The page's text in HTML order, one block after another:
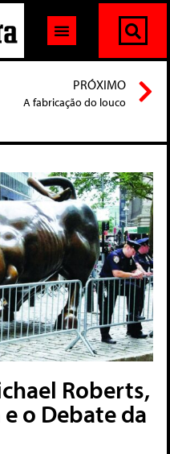
PRÓXIMO
A fabricação do louco
Roberts,
o Debate da